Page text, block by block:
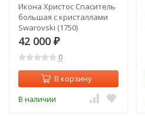
Икона Христос Спаситель
большая с кристаллами
Swarovski (1750)
42 000 ₽
0
В корзину
В наличии